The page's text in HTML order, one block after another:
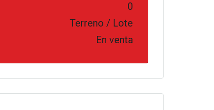
0
Terreno / Lote
En venta